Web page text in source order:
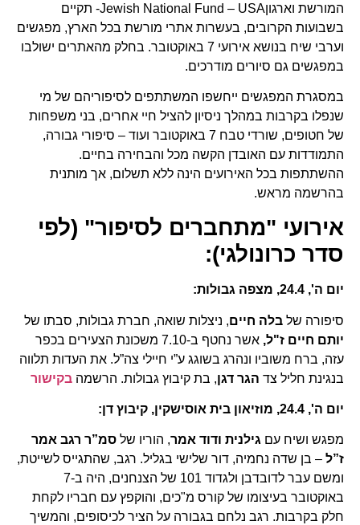
המורשת וארגוןJewish National Fund – USA- תקיים
בשבועות הקרובים, בעשרות אתרי מורשת בכל הארץ, מפגשים
וערבי שיח בנושא אירועי 7 באוקטובר. בחלק מהאתרים ישולבו
במפגשים גם סיורים מודרכים.
במסגרת המפגשים ייחשפו המשתתפים לסיפוריהם של מי
שנפלו בקרבות במהלך ניסיון להציל חיי אחרים, בני משפחות
של חטופים, שורדי טבח 7 באוקטובר ועוד – סיפורי גבורה,
התמודדות עם האובדן הקשה מכל והבחירה בחיים.
ההשתתפות בכל האירועים הינה ללא תשלום, אך מותנית
בהרשמה מראש.
אירועי "מתחברים לסיפור" (לפי
סדר כרונולגי):
יום ה', 24.4, מצפה גבולות:
סיפורה של בלה חיים, ניצלות שואה, חברת גבולות, סבתו של
יותם חיים ז"ל,
אשר נחטף ב-7.10 משכונת הצעירים בכפר
עזה, ברח משוביו ונהרג בשוגג ע”י חיילי צה”ל. את העדות תלווה
בנגינת חליל צד הגר דגן, בת קיבוץ גבולות. הרשמה בקישור
יום ה', 24.4, מוזיאון בית אוסישקין, קיבוץ דן:
מפגש ושיח עם גילנית ודוד אמר, הוריו של סמ”ר רגב אמר
ז”ל – בן שדה נחמיה, דור שלישי בגליל. רגב, שהתגייס לשייטת,
ומשם עבר לדובדבן ולגדוד 101 של הצנחנים, היה ב-7
באוקטובר בעיצומו של קורס מ"כים, והוקפץ עם חבריו לקחת
חלק בקרבות. רגב נלחם בגבורה על הציר לכיסופים, והמשיך